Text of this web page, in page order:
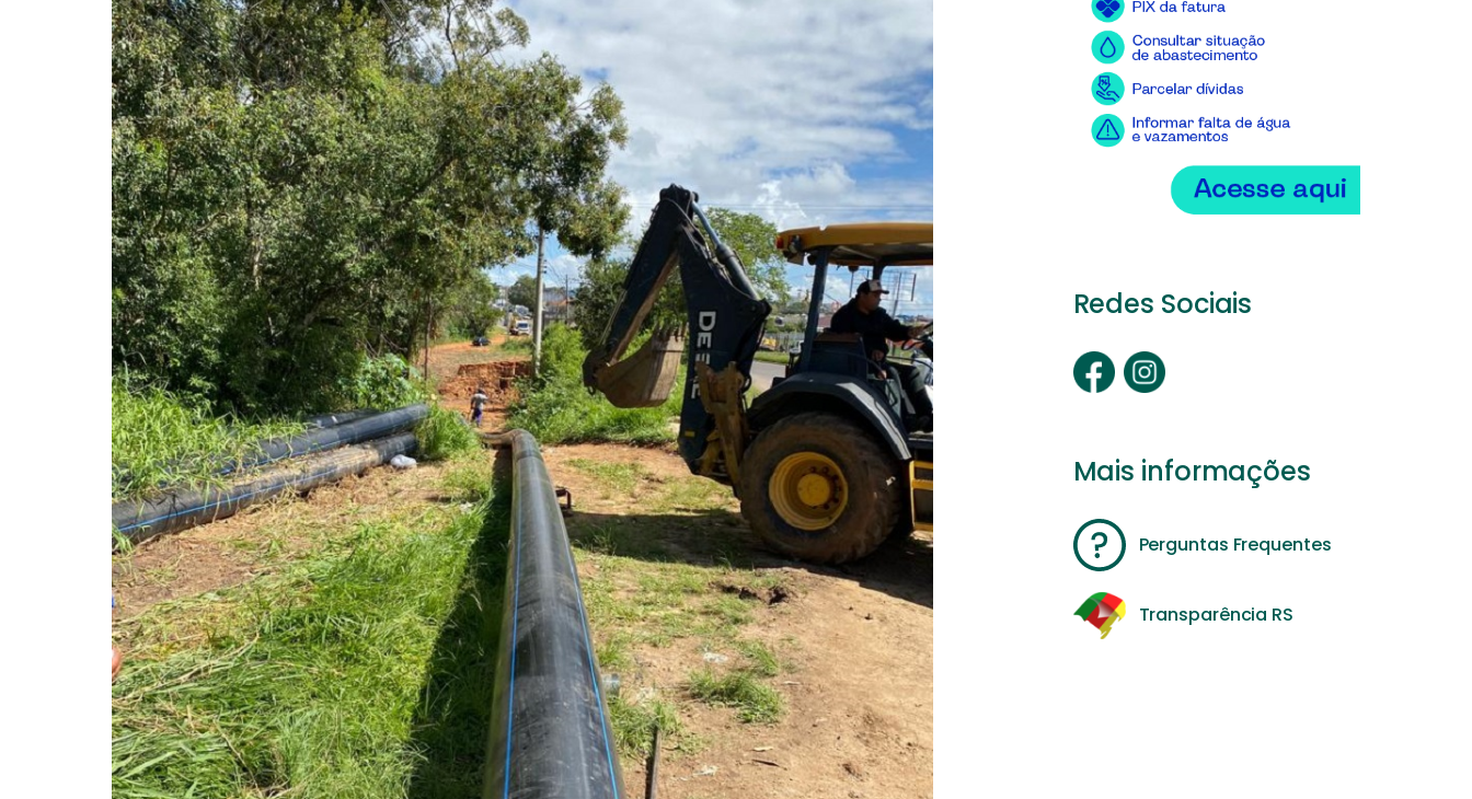
Redes Sociais
Mais informações
Perguntas Frequentes
Transparência RS